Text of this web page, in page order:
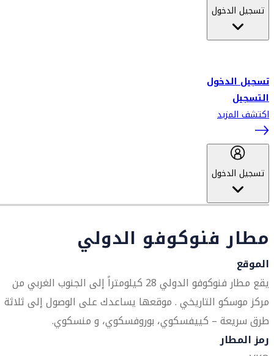
تسجيل الدخول
تسجيل الدخول
التسجيل
اكتشف المزيد
تسجيل الدخول
مطار فنوكوفو الدولي
الموقع
يقع مطار فنوكوفو الدولي 28 كيلومتراً إلى الجنوب الغربي من
مركز موسكو التاريخي . موقعها يساعدك على الوصول إلى ثلاثة
طرق سريعة – كييفسكوي، بوروفسكوي، و منسكوي.
رمز المطار